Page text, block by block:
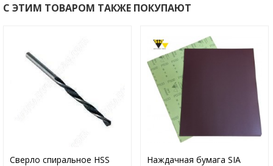
С ЭТИМ ТОВАРОМ ТАКЖЕ ПОКУПАЮТ
Сверло спиральное HSS Наждачная бумага SIA